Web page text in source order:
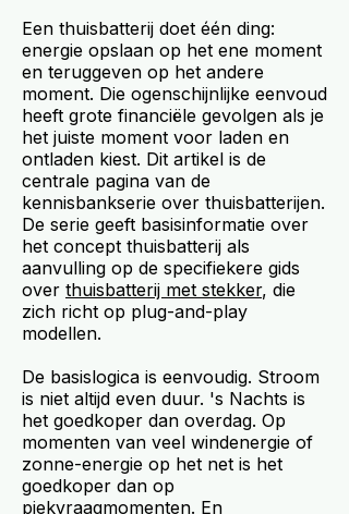
Een thuisbatterij doet één ding:
energie opslaan op het ene moment
en teruggeven op het andere
moment. Die ogenschijnlijke eenvoud
heeft grote financiële gevolgen als je
het juiste moment voor laden en
ontladen kiest. Dit artikel is de
centrale pagina van de
kennisbankserie over thuisbatterijen.
De serie geeft basisinformatie over
het concept thuisbatterij als
aanvulling op de specifiekere gids
over thuisbatterij met stekker, die
zich richt op plug-and-play
modellen.
De basislogica is eenvoudig. Stroom
is niet altijd even duur. 's Nachts is
het goedkoper dan overdag. Op
momenten van veel windenergie of
zonne-energie op het net is het
goedkoper dan op
piekvraagmomenten. En